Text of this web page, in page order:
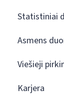
Statistiniai
Asmens
Viešieji
Karjera